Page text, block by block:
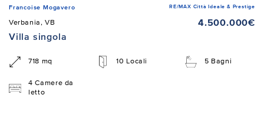
Francoise Mogavero RE/MAX Città Ideale & Prestige
Verbania, VB
4.500.000€
Villa singola
718 mq 10 Locali 5 Bagni
4 Camere da
letto